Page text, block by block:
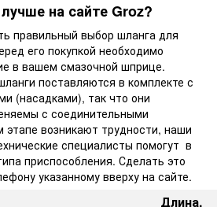
на сайте Groz?
правильный выбор шланга для
его покупкой необходимо
в вашем смазочной шприце.
поставляются в комплекте с
(насадками), так что они
с соединительными
этапе возникают трудности, наши
специалисты помогут в
приспособления. Сделать это
указанному вверху на сайте.
Длина,